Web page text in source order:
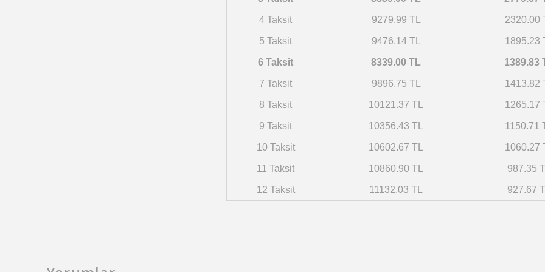
4 Taksit 9279.99 TL 2320.00
5 Taksit 9476.14 TL 1895.23
6 Taksit 8339.00 TL 1389.83
7 Taksit 9896.75 TL 1413.82
8 Taksit 10121.37 TL 1265.17
9 Taksit 10356.43 TL 1150.71
10 Taksit 10602.67 TL 1060.27
11 Taksit 10860.90 TL 987.35
12 Taksit 11132.03 TL 927.67